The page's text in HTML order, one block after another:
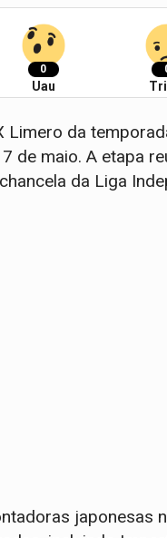
0
Uau
Limero da
de maio. A etapa
da Liga
japonesas